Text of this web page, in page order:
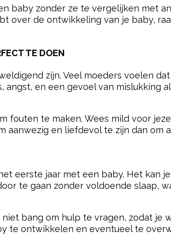
baby zonder ze te vergelijken met
over de ontwikkeling van je baby,
TE DOEN
zijn. Veel moeders voelen
en een gevoel van mislukking
fouten te maken. Wees mild voor
aanwezig en liefdevol te zijn dan om
eerste jaar met een baby. Het kan
te gaan zonder voldoende slaap,
bang om hulp te vragen, zodat je
te ontwikkelen en eventueel te